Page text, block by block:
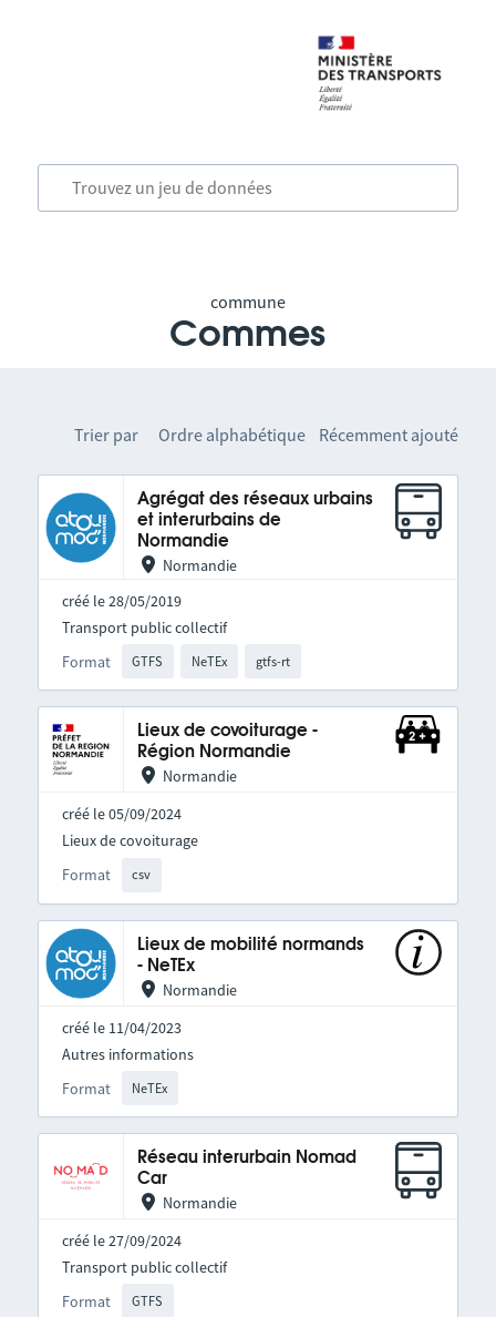
commune
Commes
Trier par Ordre alphabétique Récemment ajouté
Agrégat des réseaux urbains
et interurbains de
Normandie
Normandie
créé le 28/05/2019
Format GTFS NeTEx gtfs-rt
Transport public collectif
Lieux de covoiturage -
Région Normandie
Normandie
créé le 05/09/2024
Format csv
Lieux de covoiturage
Lieux de mobilité normands
- NeTEx
Normandie
créé le 11/04/2023
Format NeTEx
Autres informations
Réseau interurbain Nomad
Car
Normandie
créé le 27/09/2024
Format GTFS
Transport public collectif